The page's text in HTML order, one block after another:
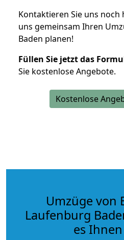
Kontaktieren Sie uns noch
uns gemeinsam Ihren
Baden planen!
Füllen Sie jetzt das
Sie kostenlose Angebote.
Kostenlose
Umzüge von
Laufenburg
es